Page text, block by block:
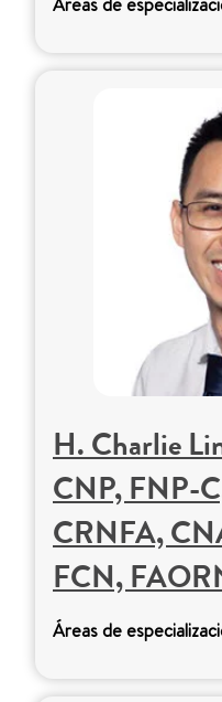
H. Charlie
CNP, FNP-
CRNFA,
FCN,
Áreas de